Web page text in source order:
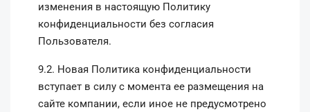
изменения в настоящую Политику
конфиденциальности без согласия
Пользователя.
9.2. Новая Политика конфиденциальности
вступает в силу с момента ее размещения на
сайте компании, если иное не предусмотрено